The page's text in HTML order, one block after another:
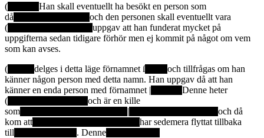
(
Han skall eventuellt ha besökt en person som
då
och den personen skall eventuellt vara
(
uppgav att han funderat mycket på
uppgifterna sedan tidigare förhör men ej kommit på något om vem
som kan avses.
(
delges i detta läge förnamnet ſ
och tillfrågas om han
känner någon person med detta namn. Han uppgav då att han
känner en enda person med förnamnet |
Denne heter
(
och är en kille
som
|
och då
kom att
har sedemera flyttat tillbaka
till
. Denne